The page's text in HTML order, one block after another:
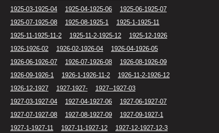
1925-03-1925-04
1925-04-1925-06
1925-06-1925-07
1925-07-1925-08
1925-08-1925-1
1925-1-1925-11
1925-11-1925-11-2
1925-11-2-1925-12
1925-12-1926
1926-1926-02
1926-02-1926-04
1926-04-1926-05
1926-06-1926-07
1926-07-1926-08
1926-08-1926-09
1926-09-1926-1
1926-1-1926-11-2
1926-11-2-1926-12
1926-12-1927
1927-1927-
1927--1927-03
1927-03-1927-04
1927-04-1927-06
1927-06-1927-07
1927-07-1927-08
1927-08-1927-09
1927-09-1927-1
1927-1-1927-11
1927-11-1927-12 1927-12-1927-12-3